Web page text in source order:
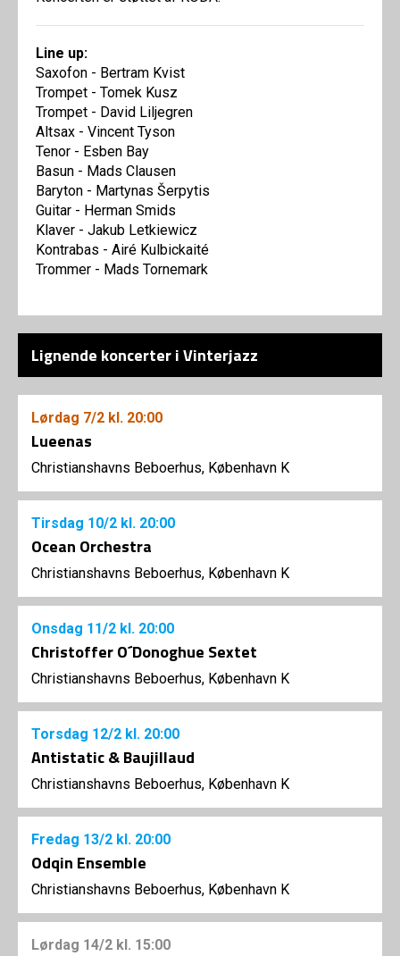
Line up:
Saxofon - Bertram Kvist
Trompet - Tomek Kusz
Trompet - David Liljegren
Altsax - Vincent Tyson
Tenor - Esben Bay
Basun - Mads Clausen
Baryton - Martynas Šerpytis
Guitar - Herman Smids
Klaver - Jakub Letkiewicz
Kontrabas - Airé Kulbickaité
Trommer - Mads Tornemark
Lignende koncerter i Vinterjazz
Lørdag 7/2 kl. 20:00
Lueenas
Christianshavns Beboerhus, København K
Tirsdag 10/2 kl. 20:00
Ocean Orchestra
Christianshavns Beboerhus, København K
Onsdag 11/2 kl. 20:00
Christoffer O´Donoghue Sextet
Christianshavns Beboerhus, København K
Torsdag 12/2 kl. 20:00
Antistatic & Baujillaud
Christianshavns Beboerhus, København K
Fredag 13/2 kl. 20:00
Odqin Ensemble
Christianshavns Beboerhus, København K
Lørdag 14/2 kl. 15:00